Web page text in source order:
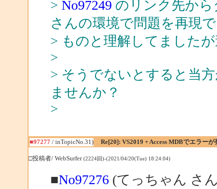
> No97249 のリンク先から
さんの環境で問題を再現
> ものと理解してました
>
> そうでないとすると当
ませんか？
>
■97277/ inTopicNo.31) Re[20]: VS2019 + Access MDBでエラーが
□投稿者/ WebSurfer(2224回)-(2021/04/20(Tue) 18:24:04)
■No97276(てっちゃん さ